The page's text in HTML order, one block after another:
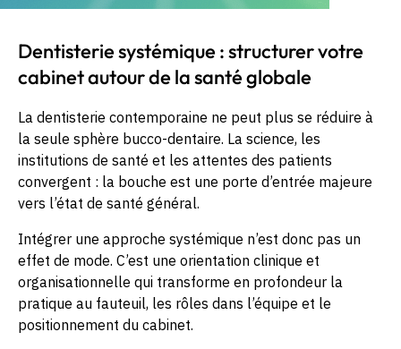
Dentisterie systémique : structurer votre
cabinet autour de la santé globale
La dentisterie contemporaine ne peut plus se réduire à
la seule sphère bucco-dentaire. La science, les
institutions de santé et les attentes des patients
convergent : la bouche est une porte d’entrée majeure
vers l’état de santé général.
Intégrer une approche systémique n’est donc pas un
effet de mode. C’est une orientation clinique et
organisationnelle qui transforme en profondeur la
pratique au fauteuil, les rôles dans l’équipe et le
positionnement du cabinet.